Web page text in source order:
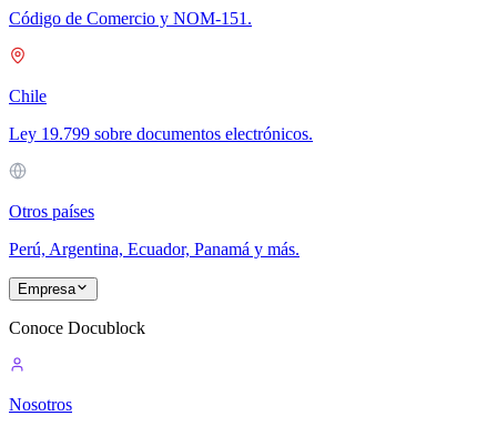
Código de Comercio y NOM-151.
Chile
Ley 19.799 sobre documentos electrónicos.
Otros países
Perú, Argentina, Ecuador, Panamá y más.
Empresa
Conoce Docublock
Nosotros